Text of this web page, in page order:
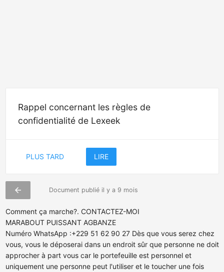
Rappel concernant les règles de
confidentialité de Lexeek
PLUS TARD LIRE
arrow_back Document publié il y a 9 mois
Comment ça marche?. CONTACTEZ-MOI
MARABOUT PUISSANT AGBANZE
Numéro WhatsApp :+229 51 62 90 27 Dès que vous serez chez
vous, vous le déposerai dans un endroit sûr que personne ne doit
approcher à part vous car le portefeuille est personnel et
uniquement une personne peut l'utiliser et le toucher une fois